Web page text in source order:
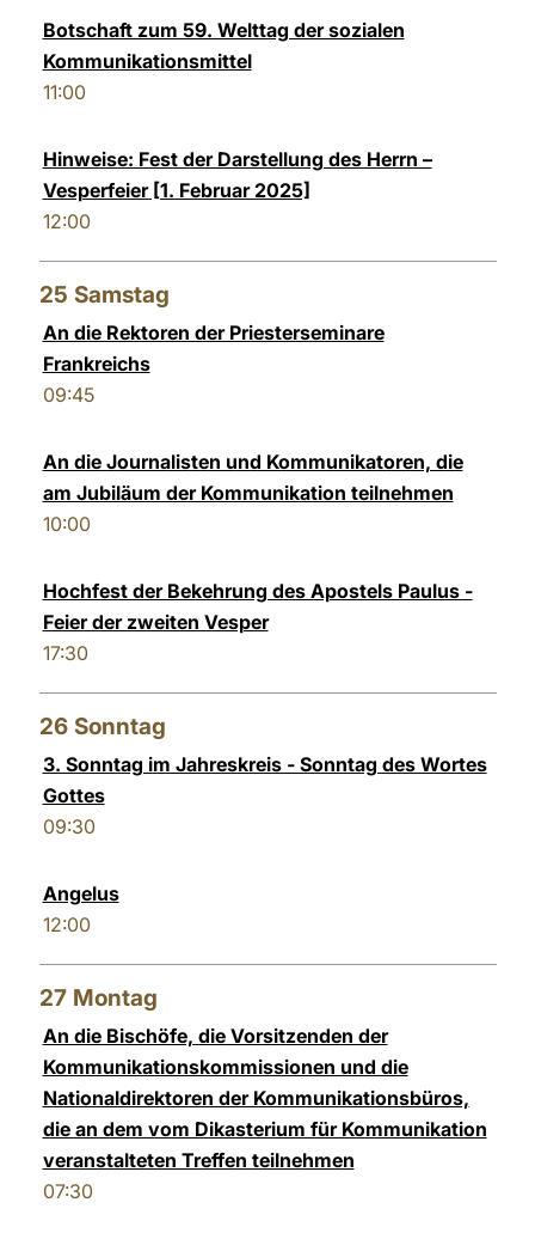
Botschaft zum 59. Welttag der sozialen
Kommunikationsmittel
11:00
Hinweise: Fest der Darstellung des Herrn –
Vesperfeier [1. Februar 2025]
12:00
25 Samstag
An die Rektoren der Priesterseminare
Frankreichs
09:45
An die Journalisten und Kommunikatoren, die
am Jubiläum der Kommunikation teilnehmen
10:00
Hochfest der Bekehrung des Apostels Paulus -
Feier der zweiten Vesper
17:30
26 Sonntag
3. Sonntag im Jahreskreis - Sonntag des Wortes
Gottes
09:30
Angelus
12:00
27 Montag
An die Bischöfe, die Vorsitzenden der
Kommunikationskommissionen und die
Nationaldirektoren der Kommunikationsbüros,
die an dem vom Dikasterium für Kommunikation
veranstalteten Treffen teilnehmen
07:30